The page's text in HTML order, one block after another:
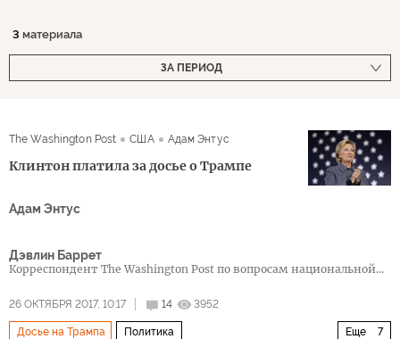
3 материала
ЗА ПЕРИОД
The Washington Post США Адам Энтус
Клинтон платила за досье о Трампе
Адам Энтус
Дэвлин Баррет
Корреспондент The Washington Post по вопросам национальной
26 ОКТЯБРЯ 2017, 10:17 14 3952
Еще 7
Досье на Трампа Политика